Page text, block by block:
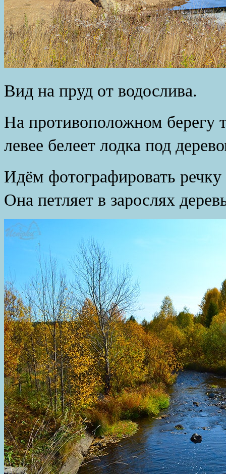
Вид на пруд от водослива.
На противоположном берегу
левее белеет лодка под
Идём фотографировать
Она петляет в зарослях